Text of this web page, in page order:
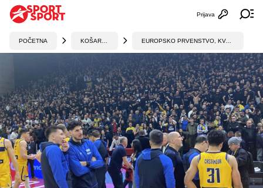
Otvori
Prijava
POČETNA EUROPSKO PRVENSTVO, KVALIFIKACIJE